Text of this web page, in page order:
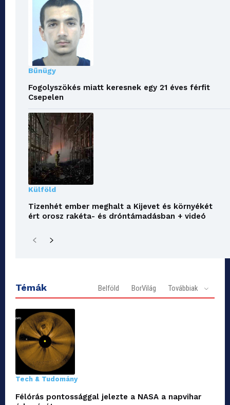
Bűnügy
Fogolyszökés miatt keresnek egy 21 éves férfit
Csepelen
Külföld
Tizenhét ember meghalt a Kijevet és környékét
ért orosz rakéta- és dróntámadásban + videó
Témák Belföld BorVilág Továbbiak
Tech & Tudomány
Félórás pontossággal jelezte a NASA a napvihar